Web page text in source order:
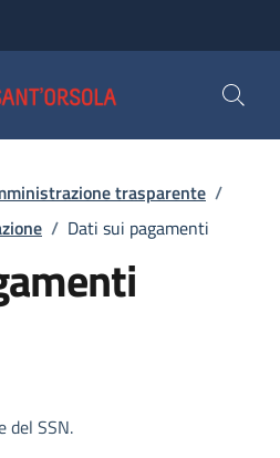
trasparente /
/ Dati sui pagamenti
del SSN.